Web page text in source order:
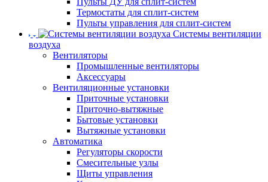
Термостаты для сплит-систем
Пульты управления для сплит-систем
Системы вентиляции
воздуха
Вентиляторы
Промышленные вентиляторы
Аксессуары
Вентиляционные установки
Приточные установки
Приточно-вытяжные
Бытовые установки
Вытяжные установки
Автоматика
Регуляторы скорости
Смесительные узлы
Щиты управления